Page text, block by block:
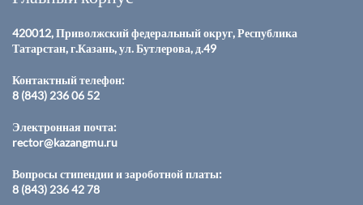
420012, Приволжский федеральный округ, Республика
Татарстан, г.Казань, ул. Бутлерова, д.49
Контактный телефон:
8 (843) 236 06 52
Электронная почта:
rector@kazangmu.ru
Вопросы стипендии и зароботной платы:
8 (843) 236 42 78